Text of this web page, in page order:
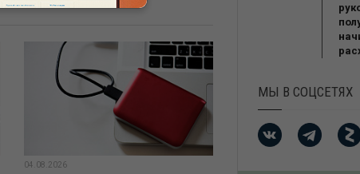
04.08.2026
МЫ В СОЦСЕТЯХ